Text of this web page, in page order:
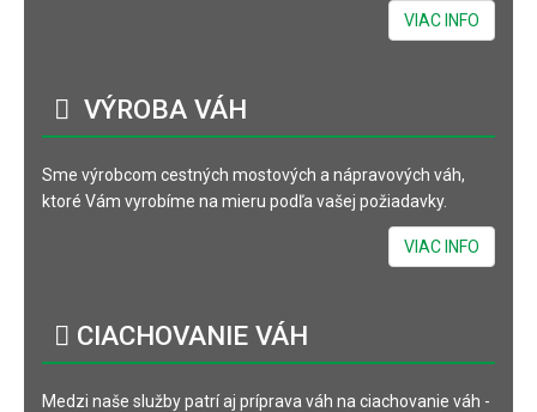
VIAC INFO
VÝROBA VÁH
Sme výrobcom cestných mostových a nápravových váh,
ktoré Vám vyrobíme na mieru podľa vašej požiadavky.
VIAC INFO
CIACHOVANIE VÁH
Medzi naše služby patrí aj príprava váh na ciachovanie váh -